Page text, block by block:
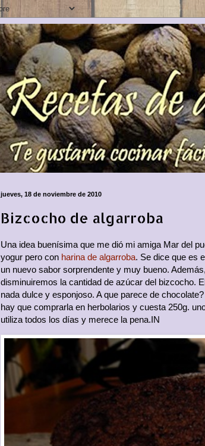
jueves, 18 de noviembre de 2010
Bizcocho de algarroba
Una idea buenísima que me dió mi amiga Mar del
yogur pero con harina de algarroba. Se dice que es
un nuevo sabor sorprendente y muy bueno.
disminuiremos la cantidad de azúcar del bizcocho.
nada dulce y esponjoso. A que parece de
hay que comprarla en herbolarios y cuesta 250g.
utiliza todos los días y merece la pena.IN